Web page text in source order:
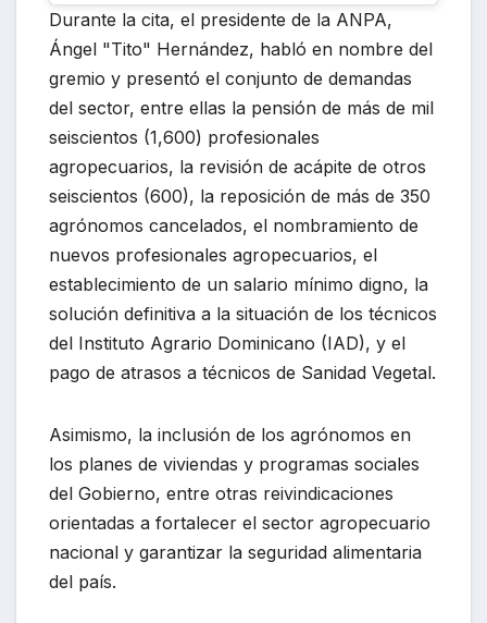
Durante la cita, el presidente de la ANPA,
Ángel "Tito" Hernández, habló en nombre del
gremio y presentó el conjunto de demandas
del sector, entre ellas la pensión de más de mil
seiscientos (1,600) profesionales
agropecuarios, la revisión de acápite de otros
seiscientos (600), la reposición de más de 350
agrónomos cancelados, el nombramiento de
nuevos profesionales agropecuarios, el
establecimiento de un salario mínimo digno, la
solución definitiva a la situación de los técnicos
del Instituto Agrario Dominicano (IAD), y el
pago de atrasos a técnicos de Sanidad Vegetal.
Asimismo, la inclusión de los agrónomos en
los planes de viviendas y programas sociales
del Gobierno, entre otras reivindicaciones
orientadas a fortalecer el sector agropecuario
nacional y garantizar la seguridad alimentaria
del país.